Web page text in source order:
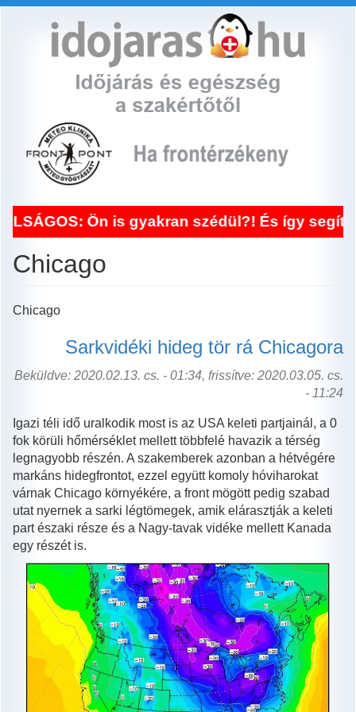
Ön is gyakran szédül?! És így segít a
Chicago
Chicago
Sarkvidéki hideg tör rá Chicagora
Beküldve: 2020.02.13. cs. - 01:34, frissítve: 2020.03.05. cs.
- 11:24
Igazi téli idő uralkodik most is az USA keleti partjainál, a 0
fok körüli hőmérséklet mellett többfelé havazik a térség
legnagyobb részén. A szakemberek azonban a hétvégére
markáns hidegfrontot, ezzel együtt komoly hóviharokat
várnak Chicago környékére, a front mögött pedig szabad
utat nyernek a sarki légtömegek, amik elárasztják a keleti
part északi része és a Nagy-tavak vidéke mellett Kanada
egy részét is.